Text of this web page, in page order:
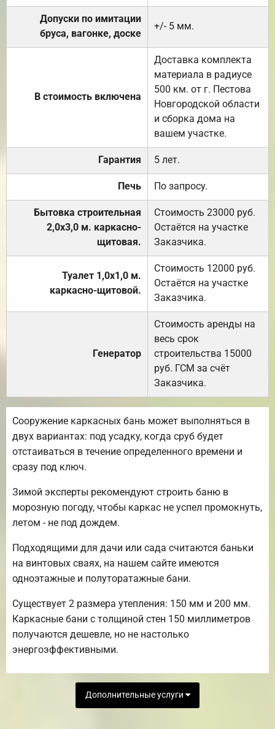
Допуски по имитации
бруса, вагонке, доске
+/- 5 мм.
В стоимость включена
Доставка комплекта
материала в радиусе
500 км. от г. Пестова
Новгородской области
и сборка дома на
вашем участке.
Гарантия 5 лет.
Печь По запросу.
Бытовка строительная
2,0х3,0 м. каркасно-
щитовая.
Стоимость 23000 руб.
Остаётся на участке
Заказчика.
Туалет 1,0х1,0 м.
каркасно-щитовой.
Стоимость 12000 руб.
Остаётся на участке
Заказчика.
Генератор
Стоимость аренды на
весь срок
строительства 15000
руб. ГСМ за счёт
Заказчика.
Сооружение каркасных бань может выполняться в
двух вариантах: под усадку, когда сруб будет
отстаиваться в течение определенного времени и
сразу под ключ.
Зимой эксперты рекомендуют строить баню в
морозную погоду, чтобы каркас не успел промокнуть,
летом - не под дождем.
Подходящими для дачи или сада считаются баньки
на винтовых сваях, на нашем сайте имеются
одноэтажные и полуторатажные бани.
Существует 2 размера утепления: 150 мм и 200 мм.
Каркасные бани с толщиной стен 150 миллиметров
получаются дешевле, но не настолько
энергоэффективными.
Дополнительные услуги